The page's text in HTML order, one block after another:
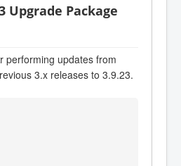
Upgrade Package
performing updates from
3.x releases to 3.9.23.